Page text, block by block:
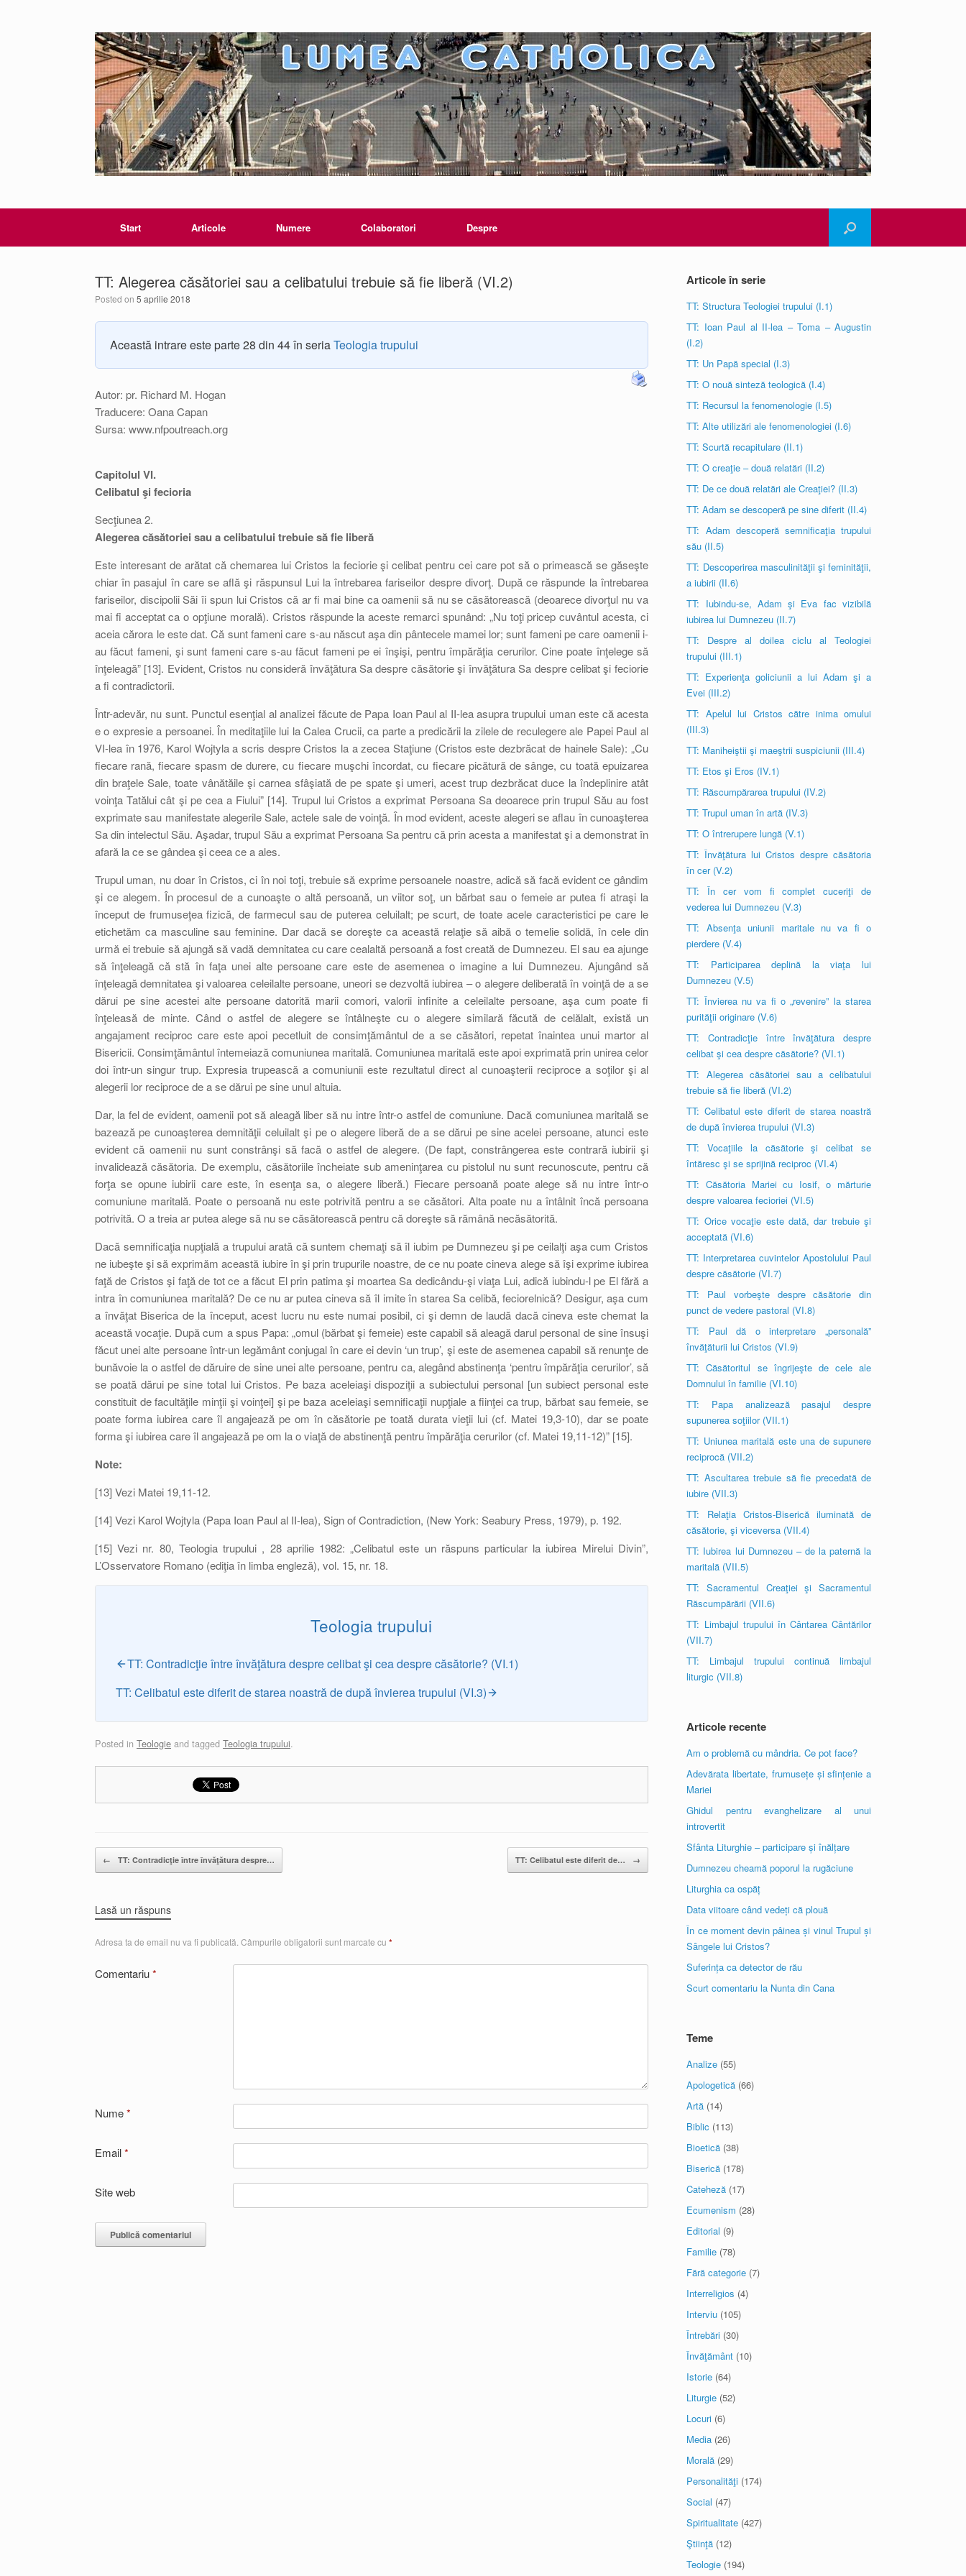
Start Articole Numere Colaboratori Despre
TT: Alegerea căsătoriei sau a celibatului trebuie să fie liberă (VI.2)
Posted on 5 aprilie 2018
Această intrare este parte 28 din 44 în seriaTeologia trupului
Autor: pr. Richard M. Hogan
Traducere: Oana Capan
Sursa: www.nfpoutreach.org
Capitolul VI.
Celibatul şi fecioria
Secţiunea 2.
Alegerea căsătoriei sau a celibatului trebuie să fie liberă
Este interesant de arătat că chemarea lui Cristos la feciorie şi celibat pentru cei care pot să o primească se găseşte
chiar în pasajul în care se află şi răspunsul Lui la întrebarea fariseilor despre divorţ. După ce răspunde la întrebarea
fariseilor, discipolii Săi îi spun lui Cristos că ar fi mai bine ca oamenii să nu se căsătorească (deoarece divorţul nu va
mai fi acceptat ca o opţiune morală). Cristos răspunde la aceste remarci spunând: „Nu toţi pricep cuvântul acesta, ci
aceia cărora le este dat. Că sunt fameni care s-au născut aşa din pântecele mamei lor; sunt fameni pe care oamenii i-
au făcut fameni, şi sunt fameni care s-au făcut fameni pe ei înşişi, pentru împărăţia cerurilor. Cine poate înţelege să
înţeleagă” [13]. Evident, Cristos nu consideră învăţătura Sa despre căsătorie şi învăţătura Sa despre celibat şi feciorie
a fi contradictorii.
Într-adevăr, nu sunt. Punctul esenţial al analizei făcute de Papa Ioan Paul al II-lea asupra trupului uman este că acesta
e o expresie a persoanei. În meditaţiile lui la Calea Crucii, ca parte a predicării la zilele de reculegere ale Papei Paul al
VI-lea în 1976, Karol Wojtyla a scris despre Cristos la a zecea Staţiune (Cristos este dezbrăcat de hainele Sale): „Cu
fiecare rană, fiecare spasm de durere, cu fiecare muşchi încordat, cu fiecare picătură de sânge, cu toată epuizarea
din braţele Sale, toate vânătăile şi carnea sfâşiată de pe spate şi umeri, acest trup dezbrăcat duce la îndeplinire atât
voinţa Tatălui cât şi pe cea a Fiului” [14]. Trupul lui Cristos a exprimat Persoana Sa deoarece prin trupul Său au fost
exprimate sau manifestate alegerile Sale, actele sale de voinţă. În mod evident, aceste alegeri se aflau în cunoaşterea
Sa din intelectul Său. Aşadar, trupul Său a exprimat Persoana Sa pentru că prin acesta a manifestat şi a demonstrat în
afară la ce se gândea şi ceea ce a ales.
Trupul uman, nu doar în Cristos, ci în noi toţi, trebuie să exprime persoanele noastre, adică să facă evident ce gândim
şi ce alegem. În procesul de a cunoaşte o altă persoană, un viitor soţ, un bărbat sau o femeie ar putea fi atraşi la
început de frumuseţea fizică, de farmecul sau de puterea celuilalt; pe scurt, de toate acele caracteristici pe care le
etichetăm ca masculine sau feminine. Dar dacă se doreşte ca această relaţie să aibă o temelie solidă, în cele din
urmă ei trebuie să ajungă să vadă demnitatea cu care cealaltă persoană a fost creată de Dumnezeu. El sau ea ajunge
să înţeleagă că stă în faţa unei alte persoane care este de asemenea o imagine a lui Dumnezeu. Ajungând să
înţeleagă demnitatea şi valoarea celeilalte persoane, uneori se dezvoltă iubirea – o alegere deliberată în voinţă de a se
dărui pe sine acestei alte persoane datorită marii comori, valorii infinite a celeilalte persoane, aşa cum poate fi
înţeleasă de minte. Când o astfel de alegere se întâlneşte cu o alegere similară făcută de celălalt, există un
angajament reciproc care este apoi pecetluit de consimţământul de a se căsători, repetat înaintea unui martor al
Bisericii. Consimţământul întemeiază comuniunea maritală. Comuniunea maritală este apoi exprimată prin unirea celor
doi într-un singur trup. Expresia trupească a comuniunii este rezultatul direct al cunoaşterii reciproce a soţilor şi al
alegerii lor reciproce de a se dărui pe sine unul altuia.
Dar, la fel de evident, oamenii pot să aleagă liber să nu intre într-o astfel de comuniune. Dacă comuniunea maritală se
bazează pe cunoaşterea demnităţii celuilalt şi pe o alegere liberă de a se dărui pe sine acelei persoane, atunci este
evident că oamenii nu sunt constrânşi să facă o astfel de alegere. (De fapt, constrângerea este contrară iubirii şi
invalidează căsătoria. De exemplu, căsătoriile încheiate sub ameninţarea cu pistolul nu sunt recunoscute, pentru că
forţa se opune iubirii care este, în esenţa sa, o alegere liberă.) Fiecare persoană poate alege să nu intre într-o
comuniune maritală. Poate o persoană nu este potrivită pentru a se căsători. Alta poate nu a întâlnit încă persoana
potrivită. O a treia ar putea alege să nu se căsătorească pentru că doreşte să rămână necăsătorită.
Dacă semnificaţia nupţială a trupului arată că suntem chemaţi să îl iubim pe Dumnezeu şi pe ceilalţi aşa cum Cristos
ne iubeşte şi să exprimăm această iubire în şi prin trupurile noastre, de ce nu poate cineva alege să îşi exprime iubirea
faţă de Cristos şi faţă de tot ce a făcut El prin patima şi moartea Sa dedicându-şi viaţa Lui, adică iubindu-l pe El fără a
intra în comuniunea maritală? De ce nu ar putea cineva să îl imite în starea Sa celibă, feciorelnică? Desigur, aşa cum
a învăţat Biserica de la început, acest lucru nu este numai posibil, ci şi demn de laudă dacă cineva este chemat la
această vocaţie. După cum a spus Papa: „omul (bărbat şi femeie) este capabil să aleagă darul personal de sine însuşi
făcut unei alte persoane într-un legământ conjugal în care ei devin ‘un trup’, şi este de asemenea capabil să renunţe de
bunăvoie la o astfel de dăruire de sine unei alte persoane, pentru ca, alegând abstinenţa ‘pentru împărăţia cerurilor’, să
se poată dărui pe sine total lui Cristos. Pe baza aceleiaşi dispoziţii a subiectului personal [un subiect personal este
constituit de facultăţile minţii şi voinţei] şi pe baza aceleiaşi semnificaţii nupţiale a fiinţei ca trup, bărbat sau femeie, se
poate forma iubirea care îl angajează pe om în căsătorie pe toată durata vieţii lui (cf. Matei 19,3-10), dar se poate
forma şi iubirea care îl angajează pe om la o viaţă de abstinenţă pentru împărăţia cerurilor (cf. Matei 19,11-12)” [15].
Note:
[13] Vezi Matei 19,11-12.
[14] Vezi Karol Wojtyla (Papa Ioan Paul al II-lea), Sign of Contradiction, (New York: Seabury Press, 1979), p. 192.
[15] Vezi nr. 80, Teologia trupului , 28 aprilie 1982: „Celibatul este un răspuns particular la iubirea Mirelui Divin”,
L’Osservatore Romano (ediţia în limba engleză), vol. 15, nr. 18.
Teologia trupului
TT: Contradicţie între învăţătura despre celibat şi cea despre căsătorie? (VI.1)
TT: Celibatul este diferit de starea noastră de după învierea trupului (VI.3)
Posted in Teologie and tagged Teologia trupului.
Post navigation
← TT: Contradicţie între învăţătura despre… TT: Celibatul este diferit de… →
Lasă un răspuns
Adresa ta de email nu va fi publicată. Câmpurile obligatorii sunt marcate cu *
Comentariu*
Nume*
Email*
Site web
Articole în serie
TT: Structura Teologiei trupului (I.1)
TT: Ioan Paul al II-lea – Toma – Augustin
(I.2)
TT: Un Papă special (I.3)
TT: O nouă sinteză teologică (I.4)
TT: Recursul la fenomenologie (I.5)
TT: Alte utilizări ale fenomenologiei (I.6)
TT: Scurtă recapitulare (II.1)
TT: O creaţie – două relatări (II.2)
TT: De ce două relatări ale Creaţiei? (II.3)
TT: Adam se descoperă pe sine diferit (II.4)
TT: Adam descoperă semnificaţia trupului
său (II.5)
TT: Descoperirea masculinităţii şi feminităţii,
a iubirii (II.6)
TT: Iubindu-se, Adam şi Eva fac vizibilă
iubirea lui Dumnezeu (II.7)
TT: Despre al doilea ciclu al Teologiei
trupului (III.1)
TT: Experienţa goliciunii a lui Adam şi a
Evei (III.2)
TT: Apelul lui Cristos către inima omului
(III.3)
TT: Maniheiştii şi maeştrii suspiciunii (III.4)
TT: Etos şi Eros (IV.1)
TT: Răscumpărarea trupului (IV.2)
TT: Trupul uman în artă (IV.3)
TT: O întrerupere lungă (V.1)
TT: Învăţătura lui Cristos despre căsătoria
în cer (V.2)
TT: În cer vom fi complet cuceriţi de
vederea lui Dumnezeu (V.3)
TT: Absenţa uniunii maritale nu va fi o
pierdere (V.4)
TT: Participarea deplină la viaţa lui
Dumnezeu (V.5)
TT: Învierea nu va fi o „revenire” la starea
purităţii originare (V.6)
TT: Contradicţie între învăţătura despre
celibat şi cea despre căsătorie? (VI.1)
TT: Alegerea căsătoriei sau a celibatului
trebuie să fie liberă (VI.2)
TT: Celibatul este diferit de starea noastră
de după învierea trupului (VI.3)
TT: Vocaţiile la căsătorie şi celibat se
întăresc şi se sprijină reciproc (VI.4)
TT: Căsătoria Mariei cu Iosif, o mărturie
despre valoarea fecioriei (VI.5)
TT: Orice vocaţie este dată, dar trebuie şi
acceptată (VI.6)
TT: Interpretarea cuvintelor Apostolului Paul
despre căsătorie (VI.7)
TT: Paul vorbeşte despre căsătorie din
punct de vedere pastoral (VI.8)
TT: Paul dă o interpretare „personală”
învăţăturii lui Cristos (VI.9)
TT: Căsătoritul se îngrijeşte de cele ale
Domnului în familie (VI.10)
TT: Papa analizează pasajul despre
supunerea soţiilor (VII.1)
TT: Uniunea maritală este una de supunere
reciprocă (VII.2)
TT: Ascultarea trebuie să fie precedată de
iubire (VII.3)
TT: Relaţia Cristos-Biserică iluminată de
căsătorie, şi viceversa (VII.4)
TT: Iubirea lui Dumnezeu – de la paternă la
maritală (VII.5)
TT: Sacramentul Creaţiei şi Sacramentul
Răscumpărării (VII.6)
TT: Limbajul trupului în Cântarea Cântărilor
(VII.7)
TT: Limbajul trupului continuă limbajul
liturgic (VII.8)
Articole recente
Am o problemă cu mândria. Ce pot face?
Adevărata libertate, frumusețe și sfințenie a
Mariei
Ghidul pentru evanghelizare al unui
introvertit
Sfânta Liturghie – participare și înălțare
Dumnezeu cheamă poporul la rugăciune
Liturghia ca ospăț
Data viitoare când vedeți că plouă
În ce moment devin pâinea și vinul Trupul și
Sângele lui Cristos?
Suferința ca detector de rău
Scurt comentariu la Nunta din Cana
Teme
Analize (55)
Apologetică (66)
Artă (14)
Biblic (113)
Bioetică (38)
Biserică (178)
Cateheză (17)
Ecumenism (28)
Editorial (9)
Familie (78)
Fără categorie (7)
Interreligios (4)
Interviu (105)
Întrebări (30)
Învăţământ (10)
Istorie (64)
Liturgie (52)
Locuri (6)
Media (26)
Morală (29)
Personalităţi (174)
Social (47)
Spiritualitate (427)
Ştiinţă (12)
Teologie (194)